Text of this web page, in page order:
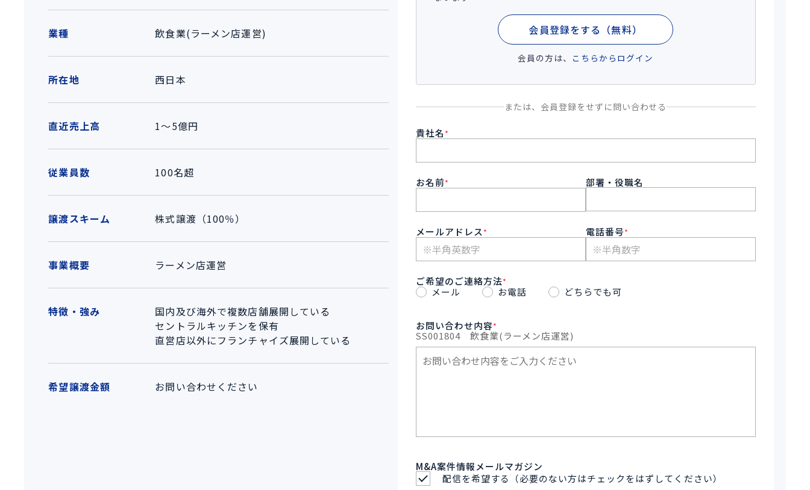
業種 飲食業(ラーメン店運営)
所在地 西日本
直近売上高 1～5億円
従業員数 100名超
譲渡スキーム 株式譲渡（100％）
事業概要 ラーメン店運営
特徴・強み
国内及び海外で複数店舗展開している
セントラルキッチンを保有
直営店以外にフランチャイズ展開している
希望譲渡金額 お問い合わせください
会員登録をする（無料）
会員の方は、 こちらからログイン
または、会員登録をせずに問い合わせる
貴社名 *
お名前* 部署・役職名
メールアドレス * 電話番号*
ご希望のご連絡方法*
メール お電話 どちらでも可
お問い合わせ内容*
SS001804 飲食業(ラーメン店運営)
M&A案件情報メールマガジン
配信を希望する（必要のない方はチェックをはずしてください）